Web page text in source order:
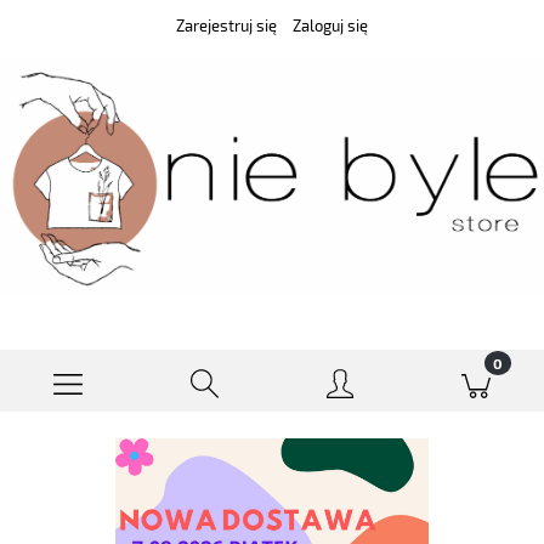
Zarejestruj się Zaloguj się